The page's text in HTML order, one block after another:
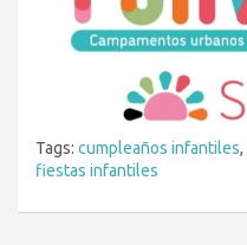
Tags: cumpleaños infantiles,
fiestas infantiles